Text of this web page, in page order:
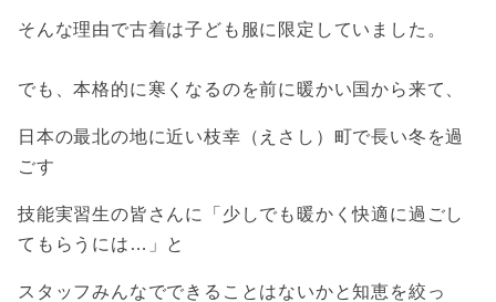
そんな理由で古着は子ども服に限定していました。
でも、本格的に寒くなるのを前に暖かい国から来て、
日本の最北の地に近い枝幸（えさし）町で長い冬を過
ごす
技能実習生の皆さんに「少しでも暖かく快適に過ごし
てもらうには…」と
スタッフみんなでできることはないかと知恵を絞っ